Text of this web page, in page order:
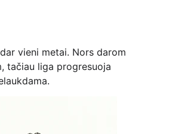
vieni metai. Nors darom
tačiau liga progresuoja